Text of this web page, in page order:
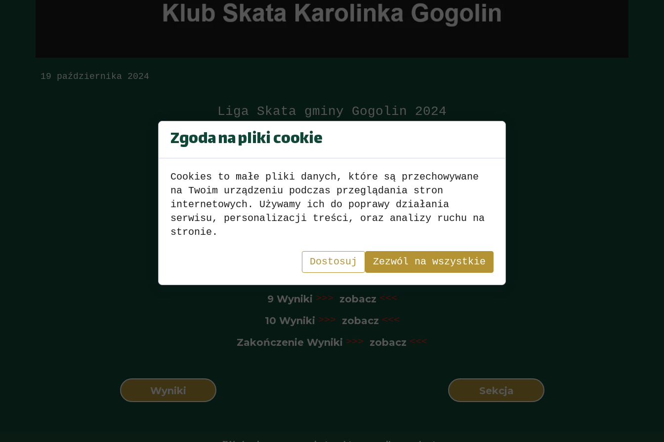
Wyniki Sekcja
19 października 2024
Liga Skata gminy Gogolin 2024
1 Wyniki >>>
3 Wyniki>>> zobacz <<<
4 Wyniki >>> zobacz <<<
6 Wyniki>>> zobacz
9 Wyniki >>> zobacz <<<
10 Wyniki >>> zobacz <<<
Zakończenie Wyniki >>> zobacz <<<
Zgoda na pliki cookie
Cookies to małe pliki danych, które są przechowywane
na Twoim urządzeniu podczas przeglądania stron
internetowych. Używamy ich do poprawy działania
serwisu, personalizacji treści, oraz analizy ruchu na
stronie.
Dostosuj Zezwól na wszystkie